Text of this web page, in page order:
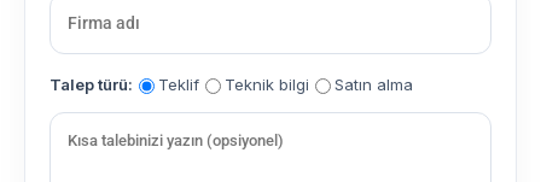
Talep türü: Teklif Teknik bilgi Satın alma